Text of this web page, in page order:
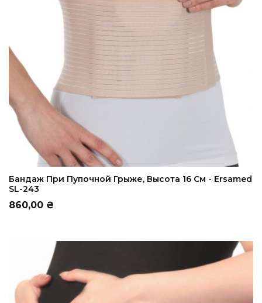
ADD TO CART
Бандаж При Пупочной Грыже, Высота 16 См - Ersamed
SL-243
Цена
860,00 ₴